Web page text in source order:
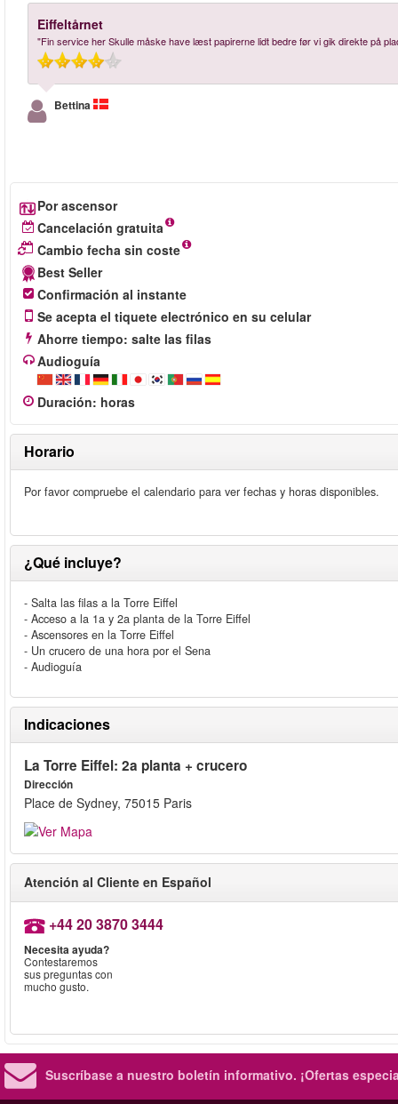
Eiffeltårnet
"Fin service her Skulle måske have læst papirerne lidt bedre før vi gik direkte på
Bettina
Por ascensor
Cancelación gratuita
Cambio fecha sin coste
Best Seller
Confirmación al instante
Se acepta el tiquete electrónico en su celular
Ahorre tiempo: salte las filas
Audioguía
Duración: horas
Horario
Por favor compruebe el calendario para ver fechas y horas disponibles.
¿Qué incluye?
- Salta las filas a la Torre Eiffel
- Acceso a la 1a y 2a planta de la Torre Eiffel
- Ascensores en la Torre Eiffel
- Un crucero de una hora por el Sena
- Audioguía
Indicaciones
La Torre Eiffel: 2a planta + crucero
Dirección
Place de Sydney, 75015 Paris
Atención al Cliente en Español
+44 20 3870 3444
Necesita ayuda?
Contestaremos
sus preguntas con
mucho gusto.
Suscríbase a nuestro boletín informativo. ¡Ofertas